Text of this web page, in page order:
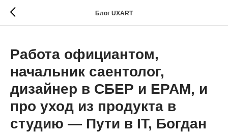
Блог UXART
Работа официантом,
начальник саентолог,
дизайнер в СБЕР и EPAM, и
про уход из продукта в
студию — Пути в IT, Богдан